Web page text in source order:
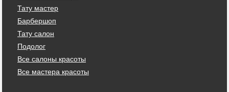
Тату мастер
Барбершоп
Тату салон
Подолог
Все салоны красоты
Все мастера красоты